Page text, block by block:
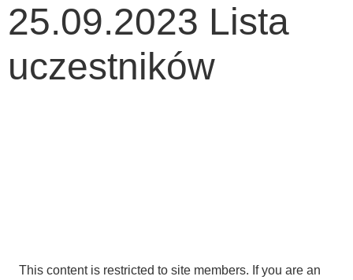
25.09.2023 Lista
uczestników
This content is restricted to site members. If you are an